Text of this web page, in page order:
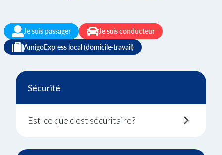
Je suis passager
Je suis conducteur
AmigoExpress local (domicile-travail)
Sécurité
Est-ce que c'est sécuritaire?